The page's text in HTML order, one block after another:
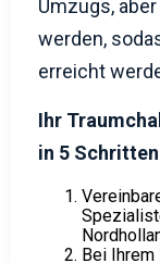
Dank
Standorten
Umzugs,
werden,
erreicht
Ihr
in 5